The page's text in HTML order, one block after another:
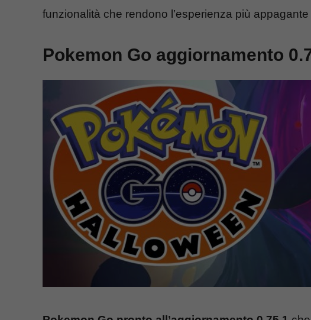
funzionalità che rendono l’esperienza più
Pokemon Go aggiornamento